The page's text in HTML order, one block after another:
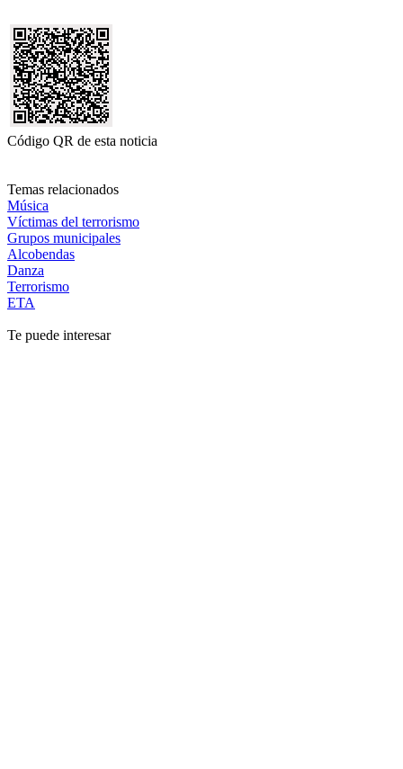
Código QR de esta noticia
Temas relacionados
Música
Víctimas del terrorismo
Grupos municipales
Alcobendas
Danza
Terrorismo
ETA
Te puede interesar